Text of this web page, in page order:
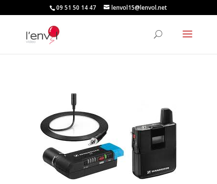
09 51 50 14 47 lenvol15@lenvol.net